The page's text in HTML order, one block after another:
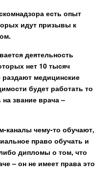
есть опыт
идут призывы к
деятельность
нет 10 тысяч
раздают медицинские
будет работать то
звание врача –
каналы чему-то обучают,
право обучать и
дипломы о том, что
– он не имеет права это